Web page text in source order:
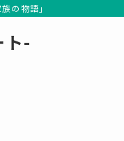
の物語」
-